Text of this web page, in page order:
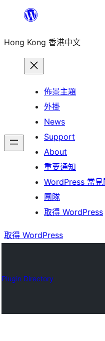
主
Hong Kong 香港中文
佈景主題
外掛
News
Support
About
重要通知
WordPress 常見
團隊
取得 WordPress
取得 WordPress
Plugin Directory